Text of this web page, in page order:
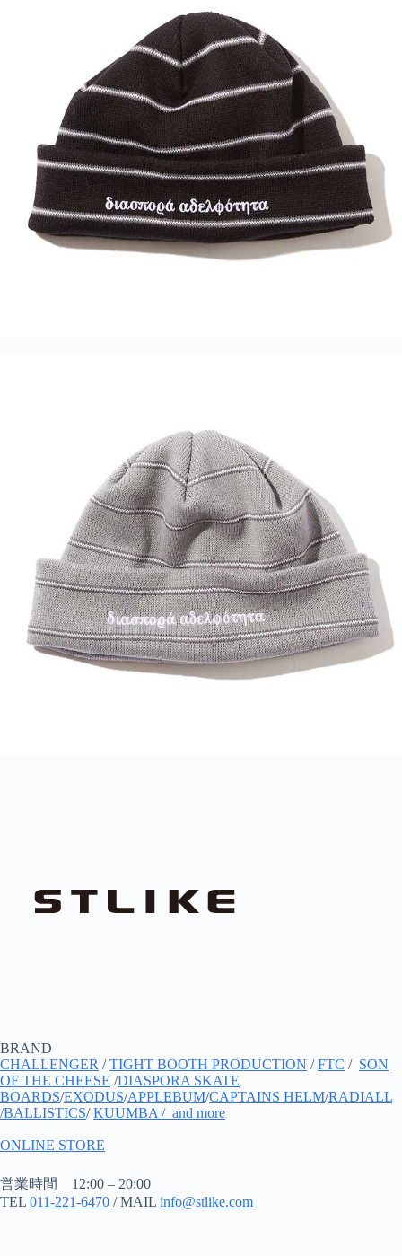
BRAND
CHALLENGER /TIGHT BOOTH PRODUCTION /FTC / SON
OF THE CHEESE /DIASPORA SKATE
BOARDS/EXODUS/APPLEBUM/CAPTAINS HELM/RADIALL
/BALLISTICS/KUUMBA / and more
ONLINE STORE
営業時間 12:00 – 20:00
TEL 011-221-6470 / MAIL info@stlike.com